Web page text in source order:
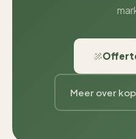
Meer over